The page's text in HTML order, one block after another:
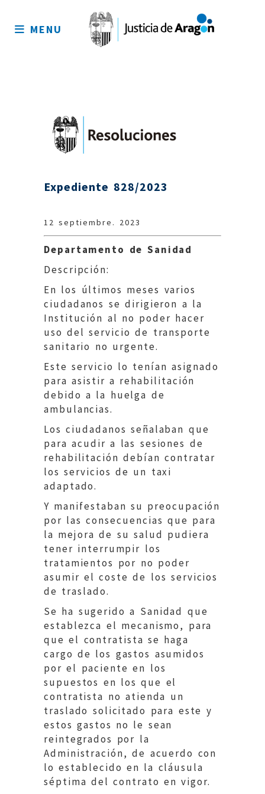
sitio
MENU
Expediente 828/2023
12 septiembre. 2023
Departamento de Sanidad
Descripción:
En los últimos meses varios
ciudadanos se dirigieron a la
Institución al no poder hacer
uso del servicio de transporte
sanitario no urgente.
Este servicio lo tenían asignado
para asistir a rehabilitación
debido a la huelga de
ambulancias.
Los ciudadanos señalaban que
para acudir a las sesiones de
rehabilitación debían contratar
los servicios de un taxi
adaptado.
Y manifestaban su preocupación
por las consecuencias que para
la mejora de su salud pudiera
tener interrumpir los
tratamientos por no poder
asumir el coste de los servicios
de traslado.
Se ha sugerido a Sanidad que
establezca el mecanismo, para
que el contratista se haga
cargo de los gastos asumidos
por el paciente en los
supuestos en los que el
contratista no atienda un
traslado solicitado para este y
estos gastos no le sean
reintegrados por la
Administración, de acuerdo con
lo establecido en la cláusula
séptima del contrato en vigor.